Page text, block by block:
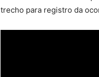
trecho para registro da